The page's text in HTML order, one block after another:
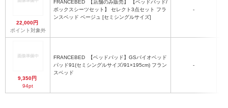
22,000円
ポイント対象外
FRANCEBED
ボックスシーツセット】 セレクト3点セット フラ
ンスベッド ベージュ [セミシングルサイズ]
-
9,350円
94pt
FRANCEBED
パッド91(セミシングルサイズ/91×195cm) フラン
スベッド
-